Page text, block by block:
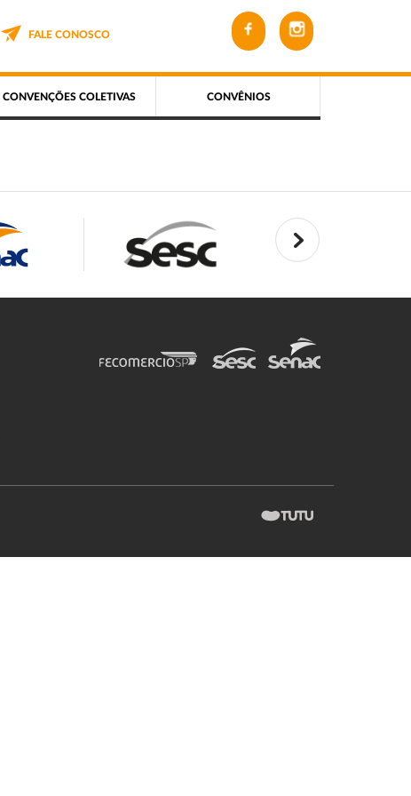
FALE CONOSCO
CONVENÇÕES COLETIVAS CONVÊNIOS